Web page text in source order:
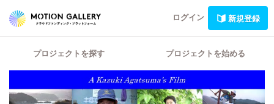
ログイン 新規登録
プロジェクトを探す プロジェクトを始める